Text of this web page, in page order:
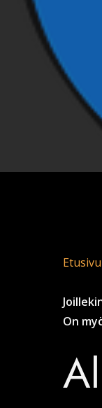
Etusivu
On